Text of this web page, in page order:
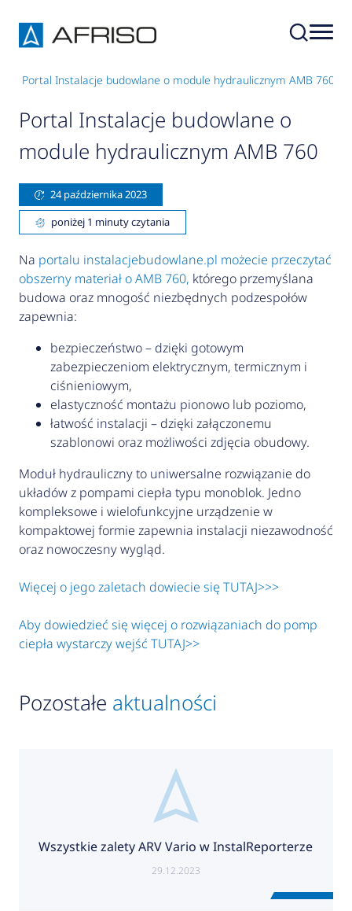
Portal Instalacje budowlane o module hydraulicznym AMB 760
Portal Instalacje budowlane o
module hydraulicznym AMB 760
24 października 2023
poniżej 1 minuty czytania
Na portalu instalacjebudowlane.pl możecie przeczytać
obszerny materiał o AMB 760, którego przemyślana
budowa oraz mnogość niezbędnych podzespołów
zapewnia:
bezpieczeństwo – dzięki gotowym
zabezpieczeniom elektrycznym, termicznym i
ciśnieniowym,
elastyczność montażu pionowo lub poziomo,
łatwość instalacji – dzięki załączonemu
szablonowi oraz możliwości zdjęcia obudowy.
Moduł hydrauliczny to uniwersalne rozwiązanie do
układów z pompami ciepła typu monoblok. Jedno
kompleksowe i wielofunkcyjne urządzenie w
kompaktowej formie zapewnia instalacji niezawodność
oraz nowoczesny wygląd.
Więcej o jego zaletach dowiecie się TUTAJ>>>
Aby dowiedzieć się więcej o rozwiązaniach do pomp
ciepła wystarczy wejść TUTAJ>>
Pozostałe aktualności
Wszystkie zalety ARV Vario w InstalReporterze
29.12.2023